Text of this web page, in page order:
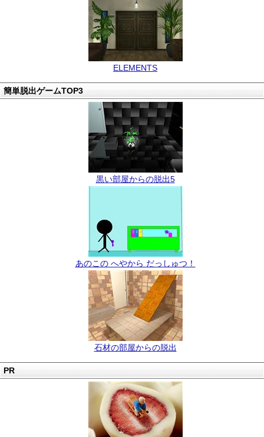
ELEMENTS
簡単脱出ゲームTOP3
黒い部屋からの脱出5
あのこの へやから だっしゅつ！
石材の部屋からの脱出
PR